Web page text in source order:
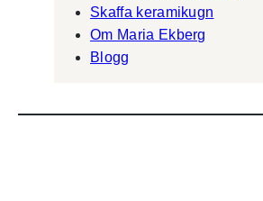
Skaffa keramikugn
Om Maria Ekberg
Blogg